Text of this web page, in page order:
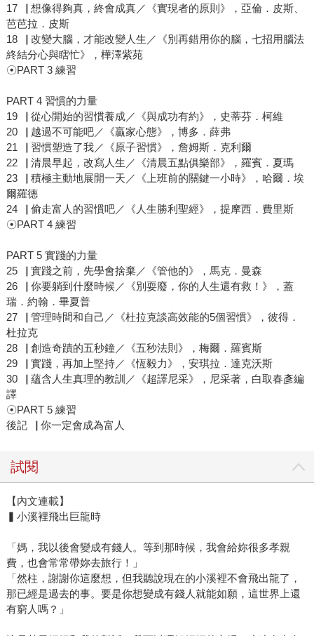
17▕ 想像得夠真，終會成真／《實現者的原則》，亞倫．皮斯、
芭芭拉．皮斯
18▕ 改變大腦，才能改變人生／《別再錯用你的腦，七招用腦法
終結分心與瞎忙》，樺澤紫苑
☉PART 3 練習
PART 4 習慣的力量
19▕ 從心開始的習慣養成／《與成功有約》，史蒂芬．柯維
20▕ 越過不可能吧／《贏家心態》，博多．薛弗
21▕ 習慣塑造了我／《原子習慣》，詹姆斯．克利爾
22▕ 清晨早起，改寫人生／《清晨五點俱樂部》，羅賓．夏瑪
23▕ 積極主動地展開一天／《上班前的關鍵一小時》，哈爾．埃
爾羅德
24▕ 偷走富人的習慣吧／《人生勝利聖經》，提摩西．費里斯
☉PART 4 練習
PART 5 實踐的力量
25▕ 實踐之前，先學會捨棄／《管他的》，馬克．曼森
26▕ 你要躺到什麼時候／《別耍廢，你的人生還有救！》，蓋
瑞．約翰．畢夏普
27▕ 管理時間和自己／《杜拉克談高效能的5個習慣》，彼得．
杜拉克
28▕ 創造奇蹟的五秒鐘／《五秒法則》，梅爾．羅賓斯
29▕ 實踐，再加上堅持／《恆毅力》，安琪拉．達克沃斯
30▕ 蘊含人生真理的教訓／《超譯尼采》，尼采著，白取春彥編
譯
☉PART 5 練習
後記▕ 你一定會成為富人
試閱
【內文連載】
▍小溪裡飛出巨龍時
「媽，我以後會變成有錢人。等到那時候，我會給妳很多孝親
費，也會常常帶妳去旅行！」
「然柱，謝謝你這麼想，但我聽說現在的小溪裡不會飛出龍了，
那已經是過去的事。要是你想變成有錢人就能如願，這世界上還
有窮人嗎？」